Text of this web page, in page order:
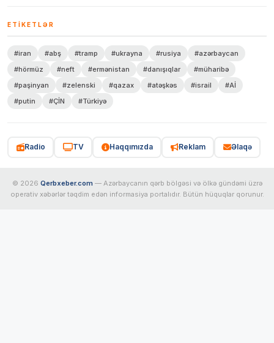
ETIKETLƏR
#iran #abş #tramp #ukrayna #rusiya
#azərbaycan
#hörmüz
#neft #ermənistan #danışıqlar
#müharibə
#paşinyan
#zelenski #qazax #atəşkəs #israil
#Aİ
#putin
#ÇİN #Türkiyə
Radio TV Haqqımızda Reklam Əlaqə
© 2026 Qerbxeber.com — Azərbaycanın qərb bölgəsi və ölkə gündəmi üzrə
operativ xəbərlər təqdim edən informasiya portalıdır. Bütün hüquqlar qorunur.